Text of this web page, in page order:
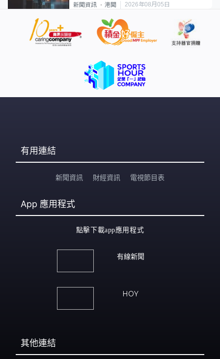
新聞資訊 港聞 2026年08月05日
有用連結
新聞資訊 財經資訊 電視節目表
App 應用程式
點擊下載app應用程式
有線新聞
HOY
其他連結